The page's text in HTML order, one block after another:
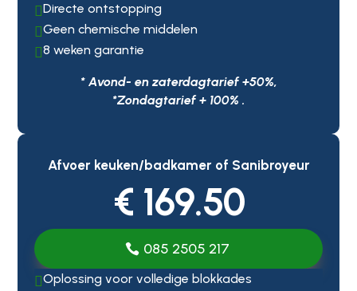
Directe ontstopping
Geen chemische middelen
8 weken garantie
* Avond- en zaterdagtarief +50%,
*Zondagtarief + 100% .
Afvoer keuken/badkamer of Sanibroyeur
€ 169.50
085 2505 217
Oplossing voor volledige blokkades